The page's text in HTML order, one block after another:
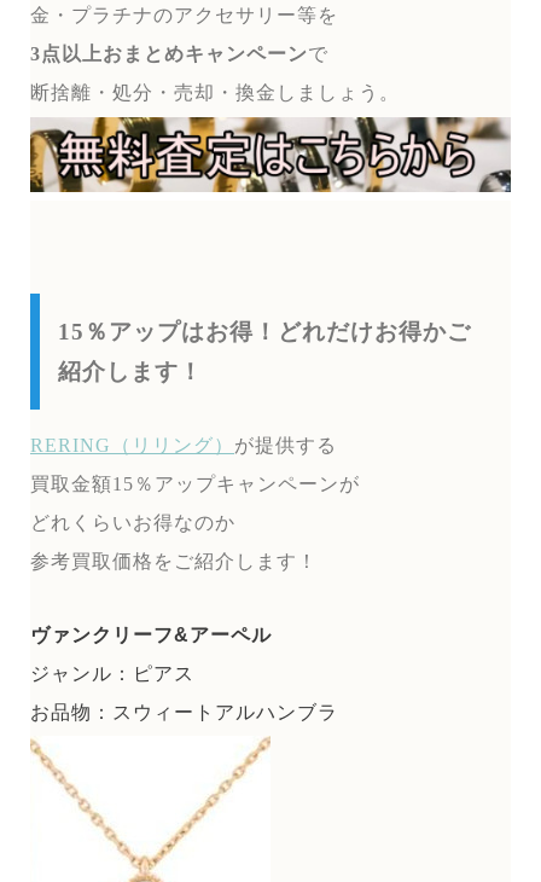
金・プラチナのアクセサリー等を
3点以上おまとめキャンペーンで
断捨離・処分・売却・換金しましょう。
15％アップはお得！どれだけお得かご
紹介します！
RERING（リリング） が提供する
買取金額15％アップキャンペーンが
どれくらいお得なのか
参考買取価格をご紹介します！
ヴァンクリーフ&アーペル
ジャンル：ピアス
お品物：スウィートアルハンブラ